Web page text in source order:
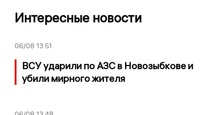
Интересные новости
06/08 13:51
ВСУ ударили по АЗС в Новозыбкове и
убили мирного жителя